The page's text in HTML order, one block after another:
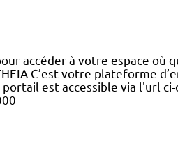
accéder à votre espace où
C’est votre plateforme
portail est accessible via l'url